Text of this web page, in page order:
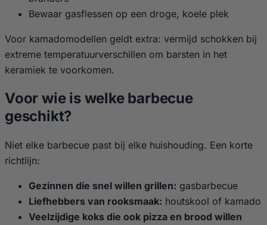
Bewaar gasflessen op een droge, koele plek
Voor kamadomodellen geldt extra: vermijd schokken bij
extreme temperatuurverschillen om barsten in het
keramiek te voorkomen.
Voor wie is welke barbecue
geschikt?
Niet elke barbecue past bij elke huishouding. Een korte
richtlijn:
Gezinnen die snel willen grillen: gasbarbecue
Liefhebbers van rooksmaak: houtskool of kamado
Veelzijdige koks die ook pizza en brood willen